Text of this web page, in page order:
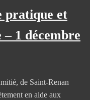
pratique et
1 décembre
de Saint-Renan
en aide aux